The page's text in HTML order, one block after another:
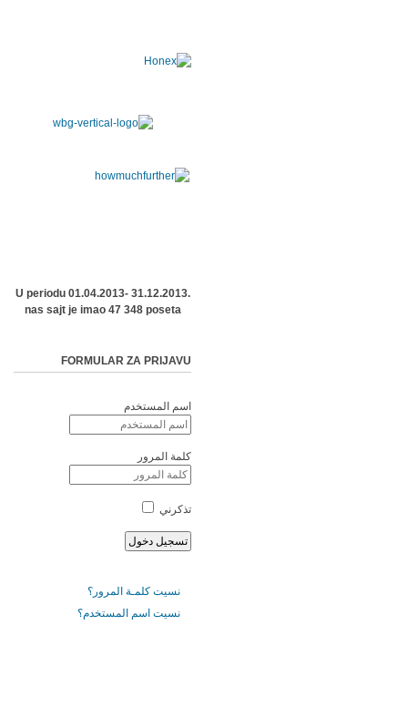
U periodu 01.04.2013- 31.12.2013.
nas sajt je imao 47 348 poseta
FORMULAR ZA PRIJAVU
اسم المستخدم
كلمة المرور
تذكرني
نسيت كلمـة المرور؟
نسيت اسم المستخدم؟